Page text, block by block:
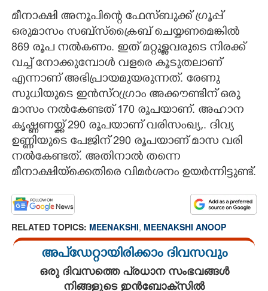
മീനാക്ഷി അനൂപിന്റെ ഫേസ്ബുക്ക് ഗ്രൂപ്പ്
ഒരുമാസം സബ്സ്ക്രൈബ് ചെയ്യണമെങ്കിൽ
869 രൂപ നൽകണം. ഇത് മറ്റുള്ളവരുടെ നിരക്ക്
വച്ച് നോക്കുമ്പോൾ വളരെ കൂടുതലാണ്
എന്നാണ് അഭിപ്രായമുയരുന്നത്. രേണു
സുധിയുടെ ഇൻസ്റ്രഗ്രാം അക്കൗണ്ടിന് ഒരു
മാസം നൽകേണ്ടത് 170 രൂപയാണ്. അഹാന
കൃഷ്ണണയ്ക്ക് 290 രൂപയാണ് വരിസംഖ്യ,​. ദിവ്യ
ഉണ്ണിയുടെ പേജിന് 290 രൂപയാണ് മാസ വരി
നൽകേണ്ടത്. അതിനാൽ തന്നെ
മീനാക്ഷിയ്ക്കെതിരെ വിമർശനം ഉയർന്നിട്ടുണ്ട്.
RELATED TOPICS: MEENAKSHI, MEENAKSHI ANOOP
അപ്ഡേറ്റായിരിക്കാം ദിവസവും
ഒരു ദിവസത്തെ പ്രധാന സംഭവങ്ങൾ
നിങ്ങളുടെ ഇൻബോക്സിൽ